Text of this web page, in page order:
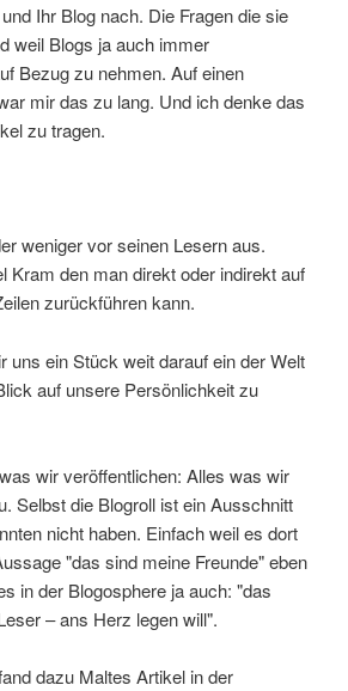
Ihr Blog nach. Die Fragen die sie
weil Blogs ja auch immer
Bezug zu nehmen. Auf einen
mir das zu lang. Und ich denke das
zu tragen.
weniger vor seinen Lesern aus.
Kram den man direkt oder indirekt auf
zurückführen kann.
uns ein Stück weit darauf ein der Welt
auf unsere Persönlichkeit zu
wir veröffentlichen: Alles was wir
Selbst die Blogroll ist ein Ausschnitt
nicht haben. Einfach weil es dort
"das sind meine Freunde" eben
in der Blogosphere ja auch: "das
– ans Herz legen will".
dazu Maltes Artikel in der